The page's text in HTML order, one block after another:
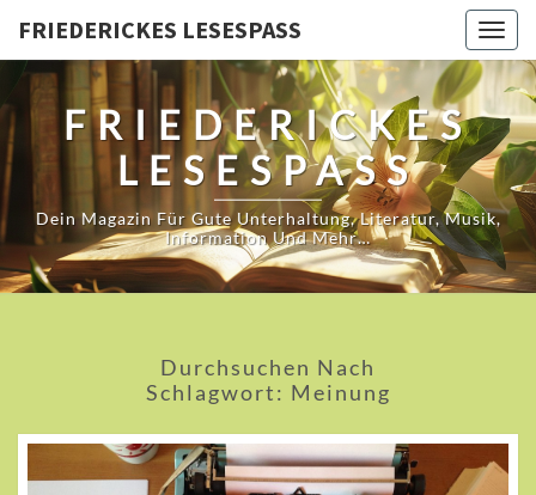
FRIEDERICKES LESESPASS
FRIEDERICKES
LESESPASS
Dein Magazin Für Gute Unterhaltung, Literatur, Musik,
Information Und Mehr…
Durchsuchen Nach
Schlagwort: Meinung